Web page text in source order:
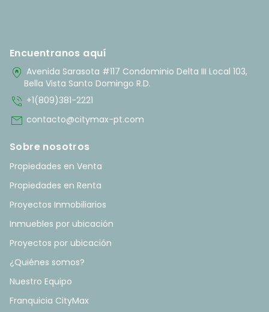
Encuentranos aquí
home_pin Avenida Sarasota #117 Condominio Delta III Local 103,
Bella Vista Santo Domingo R.D.
phone_in_talk +1(809)381-2221
mail contacto@citymax-pt.com
Sobre nosotros
Propiedades en Venta
Propiedades en Renta
Proyectos Inmobiliarios
Inmuebles por ubicación
Proyectos por ubicación
¿Quiénes somos?
Nuestro Equipo
Franquicia CityMax